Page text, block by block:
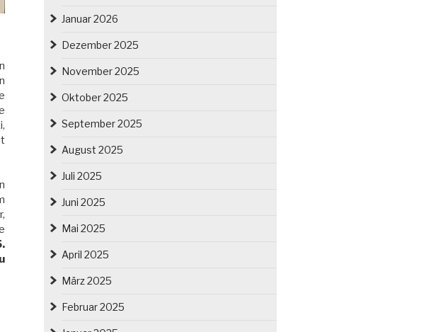
Januar 2026
Dezember 2025
November 2025
Oktober 2025
September 2025
August 2025
Juli 2025
Juni 2025
Mai 2025
April 2025
März 2025
Februar 2025